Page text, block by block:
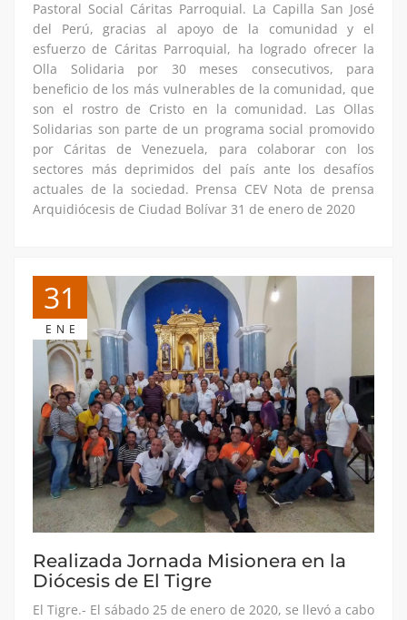
Pastoral Social Cáritas Parroquial. La Capilla San José
del Perú, gracias al apoyo de la comunidad y el
esfuerzo de Cáritas Parroquial, ha logrado ofrecer la
Olla Solidaria por 30 meses consecutivos, para
beneficio de los más vulnerables de la comunidad, que
son el rostro de Cristo en la comunidad. Las Ollas
Solidarias son parte de un programa social promovido
por Cáritas de Venezuela, para colaborar con los
sectores más deprimidos del país ante los desafíos
actuales de la sociedad. Prensa CEV Nota de prensa
Arquidiócesis de Ciudad Bolívar 31 de enero de 2020
31
ENE
Realizada Jornada Misionera en la
Diócesis de El Tigre
El Tigre.- El sábado 25 de enero de 2020, se llevó a cabo